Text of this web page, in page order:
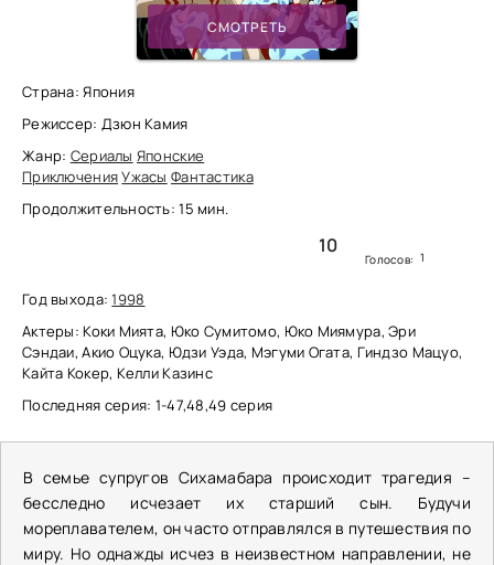
СМОТРЕТЬ
Страна: Япония
Режиссер: Дзюн Камия
Жанр: Сериалы Японские
ПриключенияУжасы Фантастика
Продолжительность: 15 мин.
10
Голосов: 1
Год выхода:1998
Актеры: Коки Мията, Юко Сумитомо, Юко Миямура, Эри
Сэндаи, Акио Оцука, Юдзи Уэда, Мэгуми Огата, Гиндзо Мацуо,
Кайта Кокер, Келли Казинс
Последняя серия: 1-47,48,49 серия
В семье супругов Сихамабара происходит трагедия –
бесследно исчезает их старший сын. Будучи
мореплавателем, он часто отправлялся в путешествия по
миру. Но однажды исчез в неизвестном направлении, не